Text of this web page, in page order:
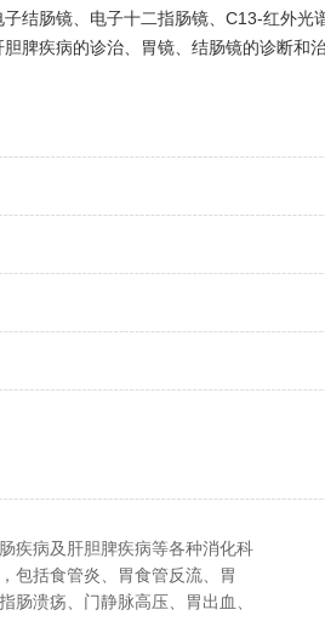
结肠镜、电子十二指肠镜、C13-红外光
脾疾病的诊治、胃镜、结肠镜的诊断和
疾病及肝胆脾疾病等各种消化科
包括食管炎、胃食管反流、胃
肠溃疡、门静脉高压、胃出血、